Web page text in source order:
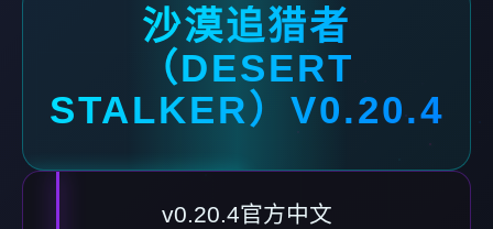
沙漠追猎者
（DESERT
STALKER）V0.20.4
v0.20.4官方中文